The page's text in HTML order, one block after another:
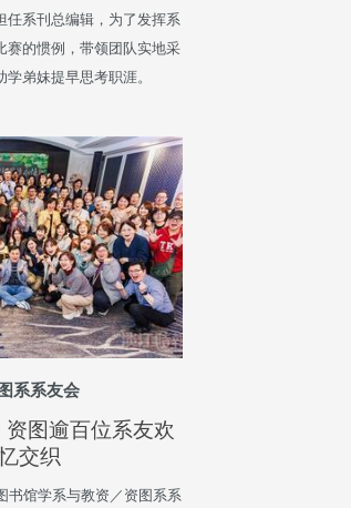
任系刊总编辑，为了发挥系
赛的惯例，带领团队实地采
弟妹提早思考职涯。
系系友会
图逾百位系友欢
交织
书馆学系与教资／资图系系